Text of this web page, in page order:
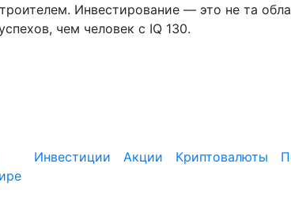
Инвестирование — это не та
чем человек с IQ 130.
Инвестиции Акции Криптовалюты